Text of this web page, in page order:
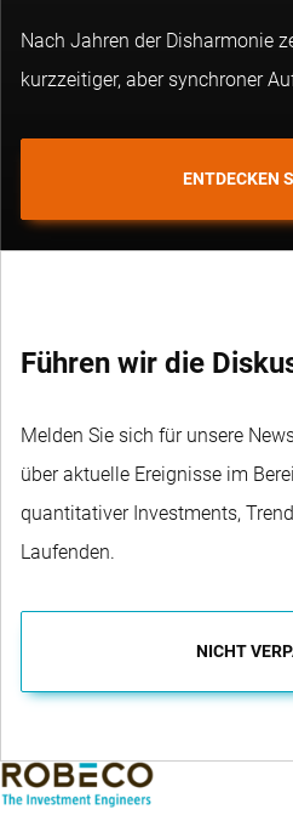
Nach Jahren der Disharmonie
kurzzeitiger, aber synchroner
ENTDECKEN
Führen wir die
Melden Sie sich für unsere
über aktuelle Ereignisse im
quantitativer Investments,
Laufenden.
NICHT